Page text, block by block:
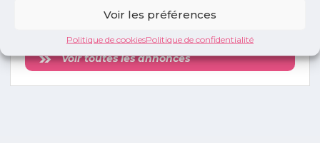
Voir les préférences
Politique de cookiesPolitique de confidentialité
annonces
Voir toutes les annonces